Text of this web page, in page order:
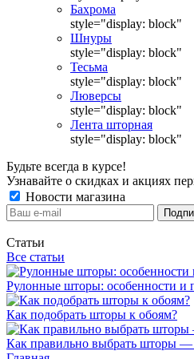
Бахрома
style="display: block"
Шнуры
style="display: block"
Тесьма
style="display: block"
Люверсы
style="display: block"
Лента шторная
style="display: block"
Будьте всегда в курсе!
Узнавайте о скидках и акциях
Новости магазина
Статьи
Все статьи
Рулонные шторы: особенности и
Как подобрать шторы к обоям?
Как правильно выбрать шторы —